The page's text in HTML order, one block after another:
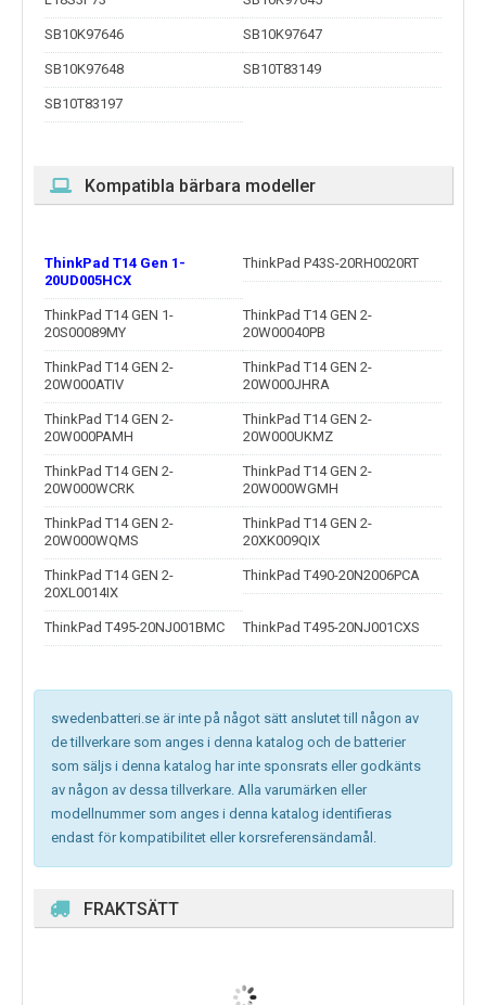
SB10K97646 SB10K97647
SB10K97648 SB10T83149
SB10T83197
Kompatibla bärbara modeller
ThinkPad T14 Gen 1-
20UD005HCX
ThinkPad P43S-20RH0020RT
ThinkPad T14 GEN 1-
20S00089MY
ThinkPad T14 GEN 2-
20W00040PB
ThinkPad T14 GEN 2-
20W000ATIV
ThinkPad T14 GEN 2-
20W000JHRA
ThinkPad T14 GEN 2-
20W000PAMH
ThinkPad T14 GEN 2-
20W000UKMZ
ThinkPad T14 GEN 2-
20W000WCRK
ThinkPad T14 GEN 2-
20W000WGMH
ThinkPad T14 GEN 2-
20W000WQMS
ThinkPad T14 GEN 2-
20XK009QIX
ThinkPad T14 GEN 2-
20XL0014IX
ThinkPad T490-20N2006PCA
ThinkPad T495-20NJ001BMC ThinkPad T495-20NJ001CXS
swedenbatteri.se är inte på något sätt anslutet till någon av
de tillverkare som anges i denna katalog och de batterier
som säljs i denna katalog har inte sponsrats eller godkänts
av någon av dessa tillverkare. Alla varumärken eller
modellnummer som anges i denna katalog identifieras
endast för kompatibilitet eller korsreferensändamål.
FRAKTSÄTT